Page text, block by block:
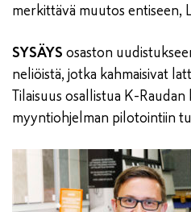
merkittävä muutos entiseen,
SYSÄYS osaston
neliöistä, jotka kahmaisivat
Tilaisuus osallistua K-
myyntiohjelman pilotointiin